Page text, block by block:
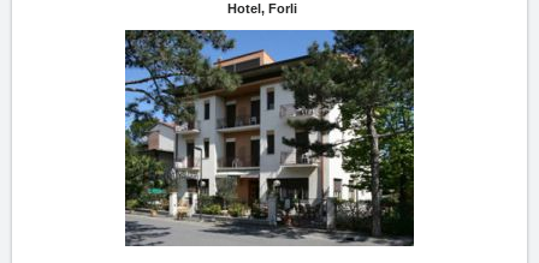
Hotel, Forli